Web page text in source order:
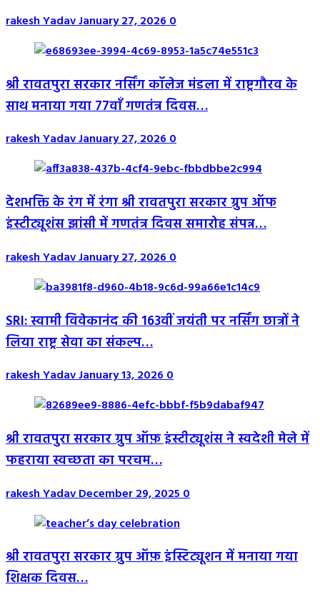
rakesh YadavJanuary 27, 20260
श्री रावतपुरा सरकार नर्सिंग कॉलेज मंडला में राष्ट्रगौरव के
साथ मनाया गया 77वाँ गणतंत्र दिवस…
rakesh YadavJanuary 27, 20260
देशभक्ति के रंग में रंगा श्री रावतपुरा सरकार ग्रुप ऑफ
इंस्टीट्यूशंस झांसी में गणतंत्र दिवस समारोह संपन्न…
rakesh YadavJanuary 27, 20260
SRI: स्वामी विवेकानंद की 163वीं जयंती पर नर्सिंग छात्रों ने
लिया राष्ट्र सेवा का संकल्प…
rakesh YadavJanuary 13, 20260
श्री रावतपुरा सरकार ग्रुप ऑफ़ इंस्टीट्यूशंस ने स्वदेशी मेले में
फहराया स्वच्छता का परचम…
rakesh YadavDecember 29, 20250
श्री रावतपुरा सरकार ग्रुप ऑफ़ इंस्टिट्यूशन में मनाया गया
शिक्षक दिवस…